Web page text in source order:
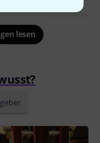
lesen